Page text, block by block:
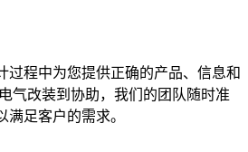
过程中为您提供正确的产品、信息和
气改装到协助，我们的团队随时准
足客户的需求。